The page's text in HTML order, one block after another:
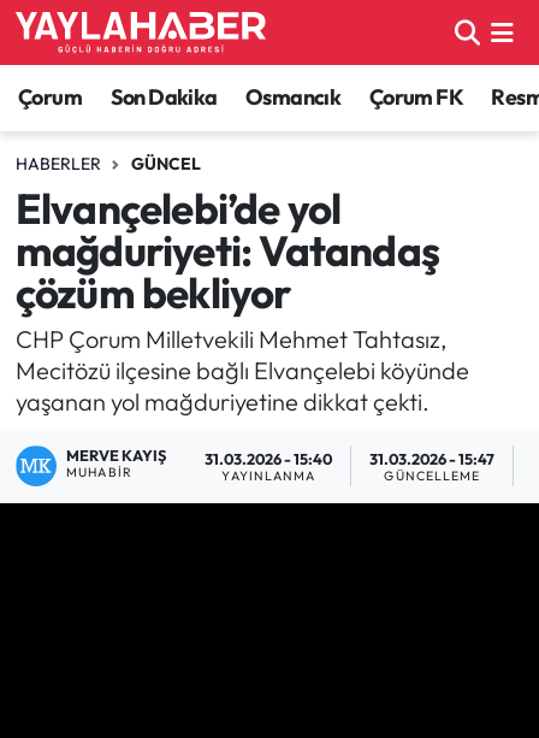
Çorum Son Dakika Osmancık Çorum FK
HABERLER GÜNCEL
Elvançelebi’de yol
mağduriyeti: Vatandaş
çözüm bekliyor
CHP Çorum Milletvekili Mehmet Tahtasız,
Mecitözü ilçesine bağlı Elvançelebi köyünde
yaşanan yol mağduriyetine dikkat çekti.
MERVE KAYIŞ
MUHABIR
31.03.2026 - 15:40
YAYINLANMA
31.03.2026 - 15:47
GÜNCELLEME
Alaca Haberleri
Bayat Haberleri
Bilgi - Keşfet Haberleri
Bilim ve Teknoloji
Boğazkale Haberleri
Çorum Haberleri
Çorum Son Dakika Haberleri
Çorum Nöbetçi Eczaneler
Çorum Hava Durumu
Çorum Namaz Vakitleri
Çorum Trafik Yoğunluk Haritası
TFF 1.Lig Puan Durumu ve Fikstür
Tüm Manşetler
Son Dakika Haberleri